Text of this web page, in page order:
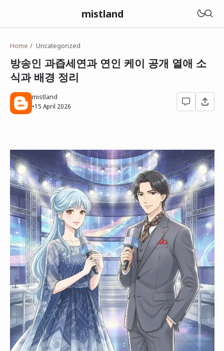
mistland
Home Uncategorized
방송인 과즙세연과 연인 케이 공개 열애 소
식과 배경 정리
mistland
•15 April 2026